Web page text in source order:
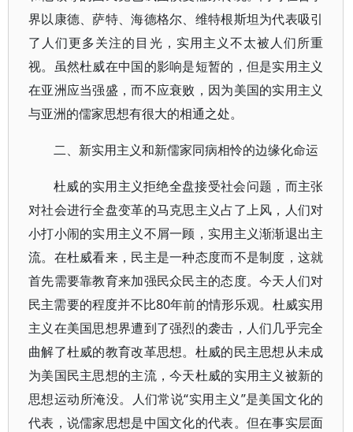
界以康德、萨特、海德格尔、维特根斯坦为代表吸引
了人们更多关注的目光，实用主义不太被人们所重
视。虽然杜威在中国的影响是短暂的，但是实用主义
在亚洲应当强盛，而不应衰败，因为美国的实用主义
与亚洲的儒家思想有很大的相通之处。
二、新实用主义和新儒家同病相怜的边缘化命运
杜威的实用主义拒绝全盘接受社会问题，而主张
对社会进行全盘变革的马克思主义占了上风，人们对
小打小闹的实用主义不屑一顾，实用主义渐渐退出主
流。在杜威看来，民主是一种态度而不是制度，这就
首先需要靠教育来加强民众民主的态度。今天人们对
民主需要的程度并不比80年前的情形乐观。杜威实用
主义在美国思想界遭到了强烈的袭击，人们几乎完全
曲解了杜威的教育改革思想。杜威的民主思想从未成
为美国民主思想的主流，今天杜威的实用主义被新的
思想运动所淹没。人们常说“实用主义”是美国文化的
代表，说儒家思想是中国文化的代表。但在事实层面